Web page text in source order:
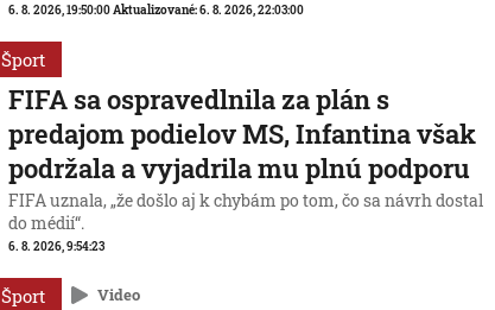
6. 8. 2026, 19:50:00Aktualizované:6. 8. 2026, 22:03:00
Šport
FIFA sa ospravedlnila za plán s
predajom podielov MS, Infantina však
podržala a vyjadrila mu plnú podporu
FIFA uznala, „že došlo aj k chybám po tom, čo sa návrh dostal
do médií“.
6. 8. 2026, 9:54:23
Šport Video